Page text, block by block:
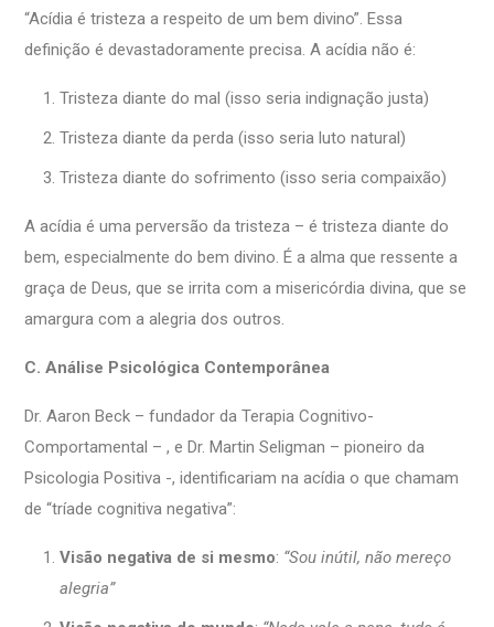
“Acídia é tristeza a respeito de um bem divino”. Essa
definição é devastadoramente precisa. A acídia não é:
Tristeza diante do mal (isso seria indignação justa)
Tristeza diante da perda (isso seria luto natural)
Tristeza diante do sofrimento (isso seria compaixão)
A acídia é uma perversão da tristeza – é tristeza diante do
bem, especialmente do bem divino. É a alma que ressente a
graça de Deus, que se irrita com a misericórdia divina, que se
amargura com a alegria dos outros.
C. Análise Psicológica Contemporânea
Dr. Aaron Beck – fundador da Terapia Cognitivo-
Comportamental – , e Dr. Martin Seligman – pioneiro da
Psicologia Positiva -, identificariam na acídia o que chamam
de “tríade cognitiva negativa”:
Visão negativa de si mesmo: “Sou inútil, não mereço
alegria”